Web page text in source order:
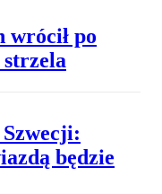
wrócił po
będzie